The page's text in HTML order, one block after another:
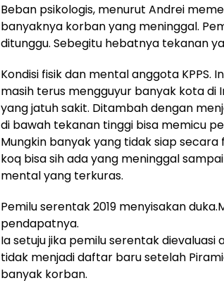
Beban psikologis, menurut Andrei
banyaknya korban yang meninggal.
ditunggu. Sebegitu hebatnya tekanan
Kondisi fisik dan mental anggota KPPS.
masih terus mengguyur banyak kota di
yang jatuh sakit. Ditambah dengan
di bawah tekanan tinggi bisa memicu
Mungkin banyak yang tidak siap
koq bisa sih ada yang meninggal
mental yang terkuras.
Pemilu serentak 2019 menyisakan
pendapatnya.
Ia setuju jika pemilu serentak dievaluasi
tidak menjadi daftar baru setelah
banyak korban.